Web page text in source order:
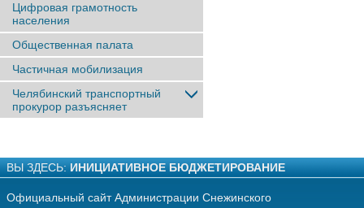
Цифровая грамотность
населения
Общественная палата
Частичная мобилизация
Челябинский транспортный
прокурор разъясняет
ВЫ ЗДЕСЬ: ИНИЦИАТИВНОЕ БЮДЖЕТИРОВАНИЕ
Официальный сайт Администрации Снежинского